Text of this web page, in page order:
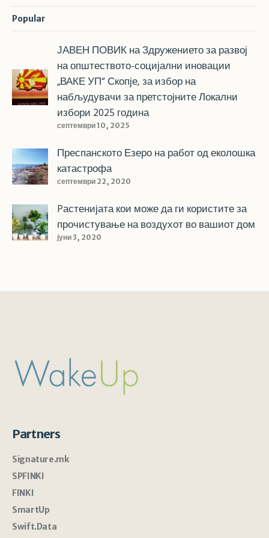
Popular
ЈАВЕН ПОВИК на Здружението за развој
на општеството-социјални иновации
„ВАКЕ УП“ Скопје, за избор на
набљудувачи за претстојните Локални
избори 2025 година
септември 10, 2025
Преспанското Езеро на работ од еколошка
катастрофа
септември 22, 2020
Pастенијата кои може да ги користите за
прочистување на воздухот во вашиот дом
јуни 3, 2020
Partners
Signature.mk
SPFINKI
FINKI
SmartUp
Swift.Data